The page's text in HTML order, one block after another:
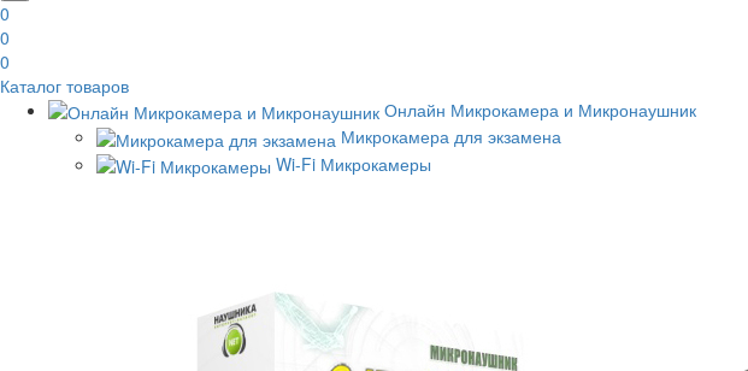
0
0
0
Каталог товаров
Онлайн Микрокамера и Микронаушник
Микрокамера для экзамена
Wi-Fi Микрокамеры